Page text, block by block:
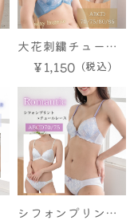
大花刺繍チュール
ブラ＆ショーツ
￥1,150
シフォンプリント